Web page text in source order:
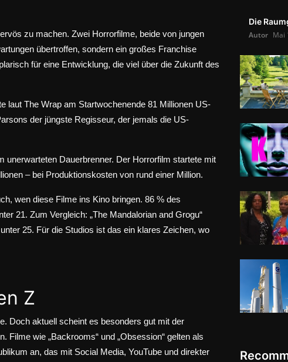
zu machen. Zwei Horrorfilme, beide von jungen
übertroffen, sondern ein großes Franchise
für eine Entwicklung, die viel über die Zukunft des
laut The Wrap am Startwochenende 81 Millionen US-
der jüngste Regisseur, der jemals die US-
unerwarteten Dauerbrenner. Der Horrorfilm startete mit
– bei Produktionskosten von rund einer Million.
wen diese Filme ins Kino bringen. 86 % des
21. Zum Vergleich: „The Mandalorian and Grogu“
25. Für die Studios ist das ein klares Zeichen, wo
Z
Doch aktuell scheint es besonders gut mit der
wie „Backrooms“ und „Obsession“ gelten als
an, das mit Social Media, YouTube und direkter
Die
Autor Mai